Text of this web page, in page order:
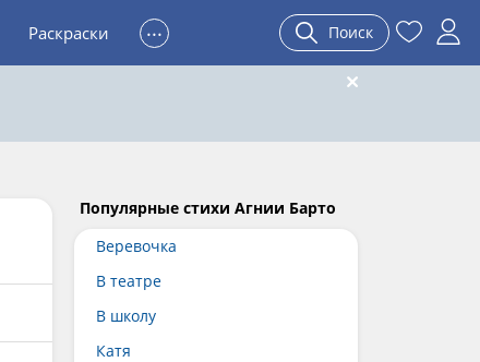
Раскраски ... Поиск
Популярные стихи Агнии Барто
Веревочка
В театре
В школу
Катя